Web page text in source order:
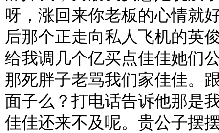
呀，涨回来你老板的心情就
后那个正走向私人飞机的英
给我调几个亿买点佳佳她们
那死胖子老骂我们家佳佳。
面子么？打电话告诉他那是
佳佳还来不及呢。贵公子摆